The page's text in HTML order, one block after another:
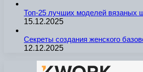
Топ-25 лучших моделей вязаных
15.12.2025
Секреты создания женского
12.12.2025